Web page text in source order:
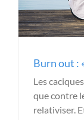
Burn out :
Les
que contre
relativiser.